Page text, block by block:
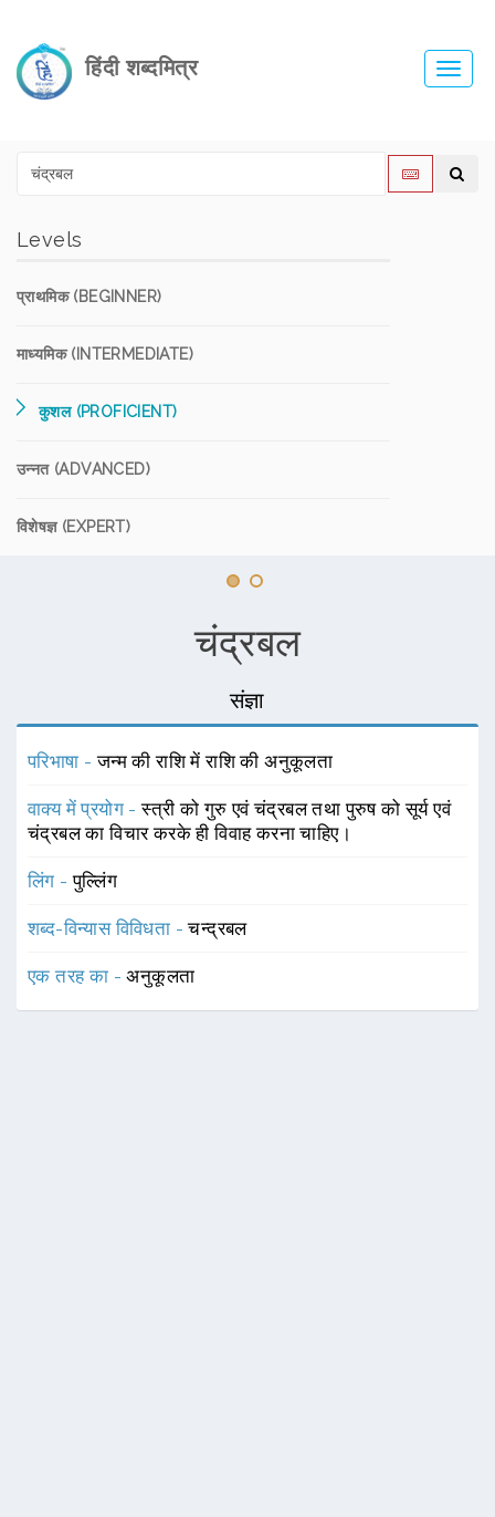
हिंदी शब्दमित्र
Levels
प्राथमिक (BEGINNER)
माध्यमिक (INTERMEDIATE)
कुशल (PROFICIENT)
उन्नत (ADVANCED)
विशेषज्ञ (EXPERT)
चंद्रबल
संज्ञा
परिभाषा -जन्म की राशि में राशि की अनुकूलता
वाक्य में प्रयोग -स्त्री को गुरु एवं चंद्रबल तथा पुरुष को सूर्य एवं
चंद्रबल का विचार करके ही विवाह करना चाहिए।
लिंग -पुल्लिंग
शब्द-विन्यास विविधता -चन्द्रबल
एक तरह का -अनुकूलता